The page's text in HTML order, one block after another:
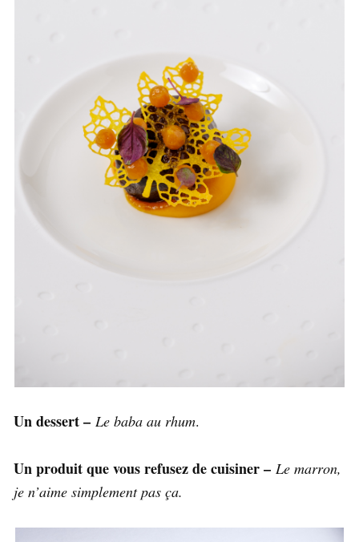
Un dessert – Le baba au rhum.
Un produit que vous refusez de cuisiner – Le marron,
je n’aime simplement pas ça.